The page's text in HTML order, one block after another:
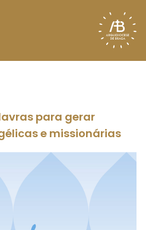
para gerar
e missionárias